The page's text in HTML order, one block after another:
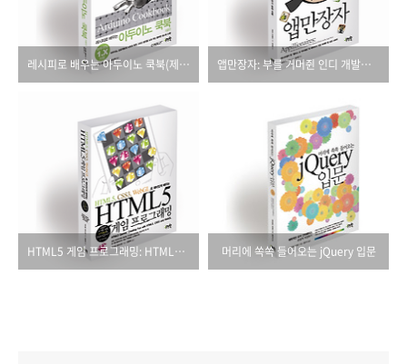
레시피로 배우는 아두이노 쿡북(제2판) 앱만장자: 부를 거머쥔 인디 개발자들의 성공 비법
HTML5 게임 프로그래밍: HTML5, CSS3, WebGL로 재미있게 배우는 머리에 쏙쏙 들어오는 jQuery 입문